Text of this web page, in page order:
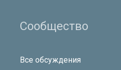
Сообщество
Все обсуждения